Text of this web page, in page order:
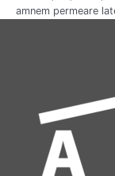
amnem permeare